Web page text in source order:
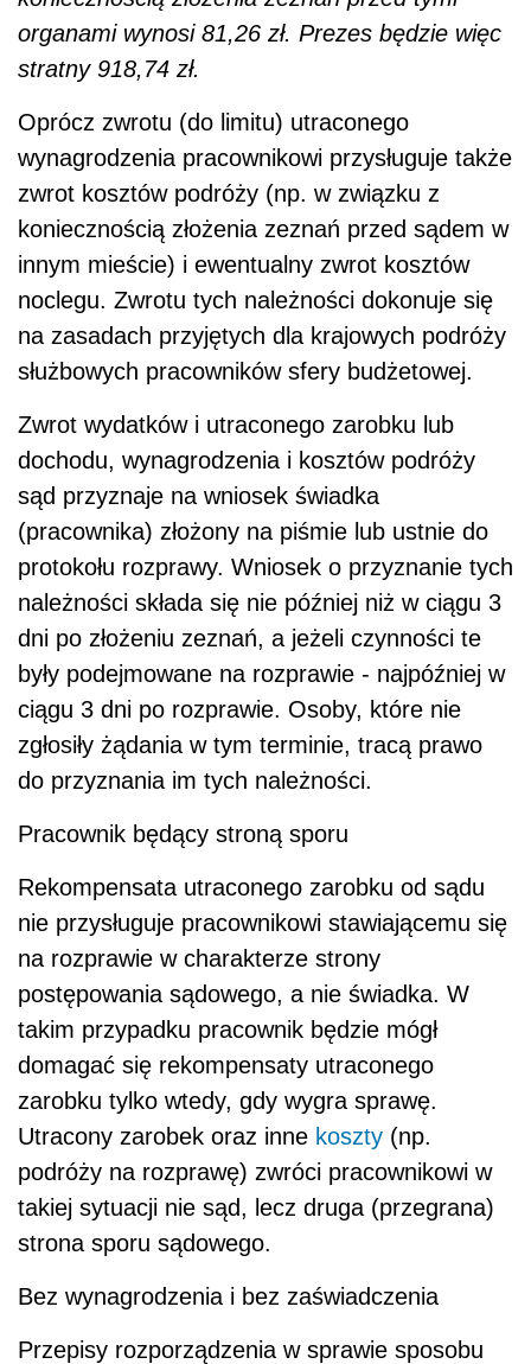
organami wynosi 81,26 zł. Prezes będzie więc
stratny 918,74 zł.
Oprócz zwrotu (do limitu) utraconego
wynagrodzenia pracownikowi przysługuje także
zwrot kosztów podróży (np. w związku z
koniecznością złożenia zeznań przed sądem w
innym mieście) i ewentualny zwrot kosztów
noclegu. Zwrotu tych należności dokonuje się
na zasadach przyjętych dla krajowych podróży
służbowych pracowników sfery budżetowej.
Zwrot wydatków i utraconego zarobku lub
dochodu, wynagrodzenia i kosztów podróży
sąd przyznaje na wniosek świadka
(pracownika) złożony na piśmie lub ustnie do
protokołu rozprawy. Wniosek o przyznanie tych
należności składa się nie później niż w ciągu 3
dni po złożeniu zeznań, a jeżeli czynności te
były podejmowane na rozprawie - najpóźniej w
ciągu 3 dni po rozprawie. Osoby, które nie
zgłosiły żądania w tym terminie, tracą prawo
do przyznania im tych należności.
Pracownik będący stroną sporu
Rekompensata utraconego zarobku od sądu
nie przysługuje pracownikowi stawiającemu się
na rozprawie w charakterze strony
postępowania sądowego, a nie świadka. W
takim przypadku pracownik będzie mógł
domagać się rekompensaty utraconego
zarobku tylko wtedy, gdy wygra sprawę.
Utracony zarobek oraz inne koszty (np.
podróży na rozprawę) zwróci pracownikowi w
takiej sytuacji nie sąd, lecz druga (przegrana)
strona sporu sądowego.
Bez wynagrodzenia i bez zaświadczenia
Przepisy rozporządzenia w sprawie sposobu